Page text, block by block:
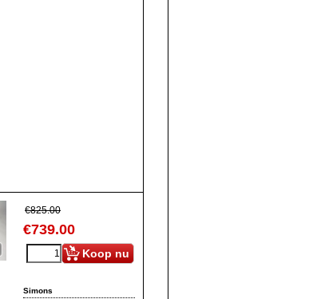
€825.00
€739.00
Koop nu
Simons